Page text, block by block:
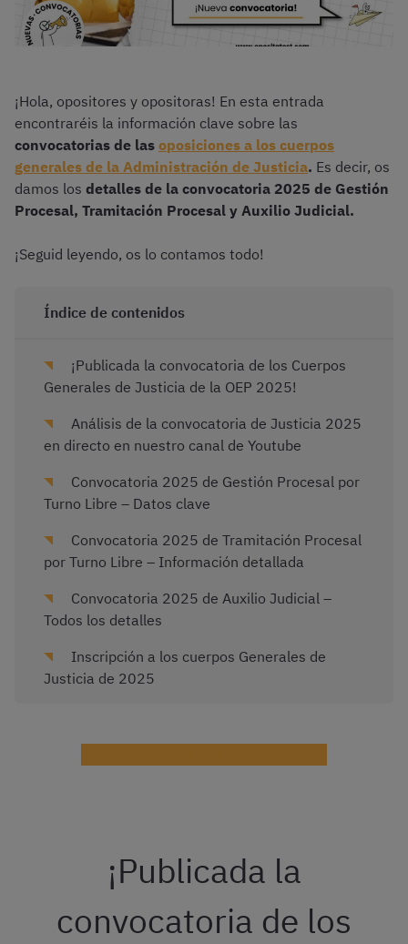
¡Hola, opositores y opositoras! En esta entrada
encontraréis la información clave sobre las
convocatorias de las oposiciones a los cuerpos
generales de la Administración de Justicia. Es decir, os
damos los detalles de la convocatoria 2025 de Gestión
Procesal, Tramitación Procesal y Auxilio Judicial.
¡Seguid leyendo, os lo contamos todo!
Índice de contenidos
¡Publicada la convocatoria de los Cuerpos
Generales de Justicia de la OEP 2025!
Análisis de la convocatoria de Justicia 2025
en directo en nuestro canal de Youtube
Convocatoria 2025 de Gestión Procesal por
Turno Libre – Datos clave
Convocatoria 2025 de Tramitación Procesal
por Turno Libre – Información detallada
Convocatoria 2025 de Auxilio Judicial –
Todos los detalles
Inscripción a los cuerpos Generales de
Justicia de 2025
¡Publicada la
convocatoria de los